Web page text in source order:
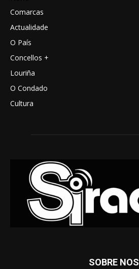
Comarcas
Actualidade
O País
Concellos +
Louriña
O Condado
Cultura
SOBRE NOS